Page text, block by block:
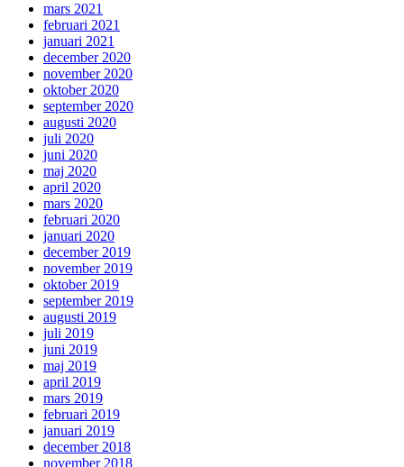
mars 2021
februari 2021
januari 2021
december 2020
november 2020
oktober 2020
september 2020
augusti 2020
juli 2020
juni 2020
maj 2020
april 2020
mars 2020
februari 2020
januari 2020
december 2019
november 2019
oktober 2019
september 2019
augusti 2019
juli 2019
juni 2019
maj 2019
april 2019
mars 2019
februari 2019
januari 2019
december 2018
november 2018